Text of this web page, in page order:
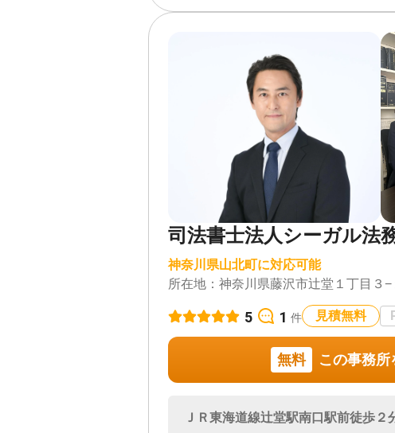
相続問題を弁護士に依頼することで、相
当事務所では、遺言書作成などの生前対
の発生後まで、包括的なサポートを提供
相続トラブルの内容は多様で、一人で解
状況で話がこじれたまま無理に相続手続
相続でで問題が発生したときは、弁護士
弁護士は、法律の知識を駆使して適切な
手助けをします。
問題の早期解決のためには、深刻な事態
当事務所では、生前対策のご相談を承る
の作成をサポートしています。
きちんとした遺言書を残すことは、遺族
を相続トラブルから守ることでもあります
遺産の分配や相続税への配慮など、ご相
込むべき内容をアドバイスいたします。
当事務所では、税理士や司法書士といっ
ルプランナー、終活アドバイザーなど幅
不動産や相続税が関わる相続問題も、ワ
ご多忙な方のために、平日夜間や休日の
司法書士法人シーガル法
神奈川県山北町に対応可能
所在地： 神奈川県藤沢市辻堂１丁目３
5 1 件 見積無料
無料 この事務
ＪＲ東海道線辻堂駅南口駅前徒歩２